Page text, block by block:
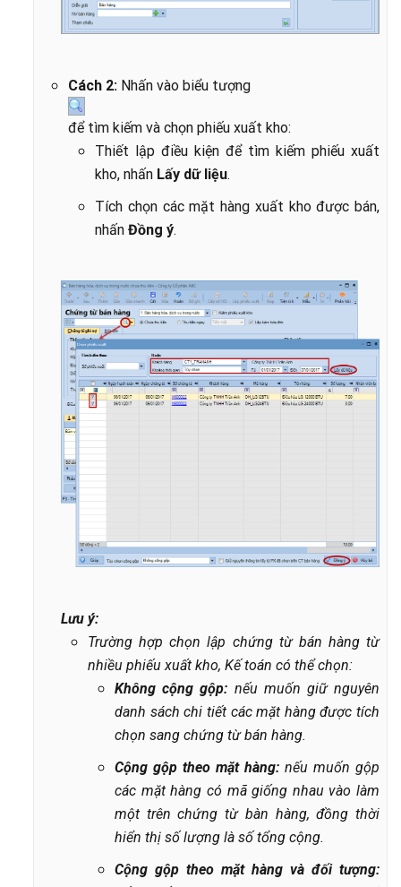
Cách 2: Nhấn vào biểu tượng
để tìm kiếm và chọn phiếu xuất kho:
Thiết lập điều kiện để tìm kiếm phiếu xuất
kho, nhấn Lấy dữ liệu.
Tích chọn các mặt hàng xuất kho được bán,
nhấn Đồng ý.
Lưu ý:
Trường hợp chọn lập chứng từ bán hàng từ
nhiều phiếu xuất kho, Kế toán có thể chọn:
Không cộng gộp: nếu muốn giữ nguyên
danh sách chi tiết các mặt hàng được tích
chọn sang chứng từ bán hàng.
Cộng gộp theo mặt hàng: nếu muốn gộp
các mặt hàng có mã giống nhau vào làm
một trên chứng từ bàn hàng, đồng thời
hiển thị số lượng là số tổng cộng.
Cộng gộp theo mặt hàng và đối tượng: